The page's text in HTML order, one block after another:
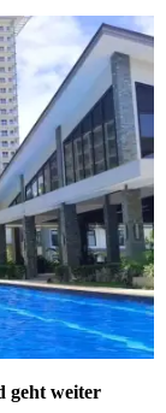
geht weiter